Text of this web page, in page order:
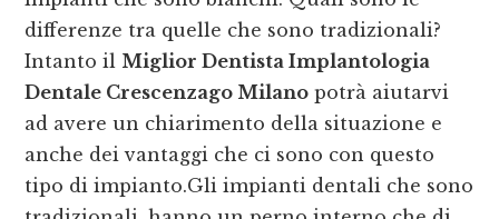
differenze tra quelle che sono tradizionali?
Intanto il Miglior Dentista Implantologia
Dentale Crescenzago Milano potrà aiutarvi
ad avere un chiarimento della situazione e
anche dei vantaggi che ci sono con questo
tipo di impianto.Gli impianti dentali che sono